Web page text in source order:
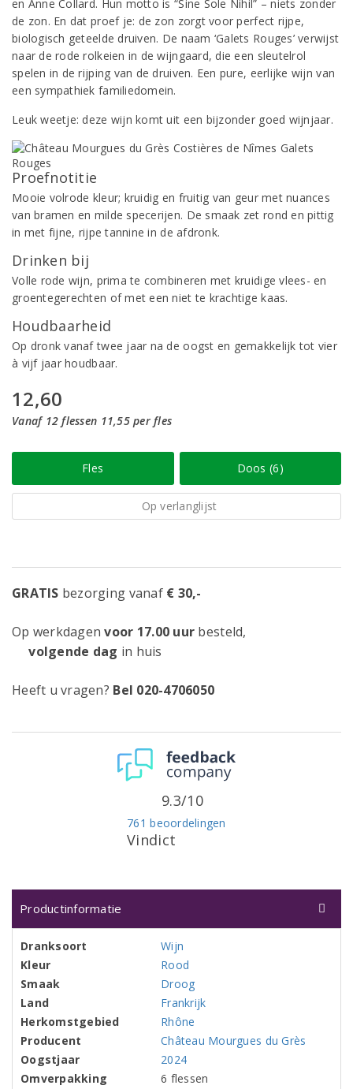
en Anne Collard. Hun motto is “Sine Sole Nihil” – niets zonder
de zon. En dat proef je: de zon zorgt voor perfect rijpe,
biologisch geteelde druiven. De naam ‘Galets Rouges’ verwijst
naar de rode rolkeien in de wijngaard, die een sleutelrol
spelen in de rijping van de druiven. Een pure, eerlijke wijn van
een sympathiek familiedomein.
Leuk weetje: deze wijn komt uit een bijzonder goed wijnjaar.
Proefnotitie
Mooie volrode kleur; kruidig en fruitig van geur met nuances
van bramen en milde specerijen. De smaak zet rond en pittig
in met fijne, rijpe tannine in de afdronk.
Drinken bij
Volle rode wijn, prima te combineren met kruidige vlees- en
groentegerechten of met een niet te krachtige kaas.
Houdbaarheid
Op dronk vanaf twee jaar na de oogst en gemakkelijk tot vier
à vijf jaar houdbaar.
12,60
Vanaf 12 flessen 11,55 per fles
Fles Doos (6)
Op verlanglijst
GRATIS bezorging vanaf € 30,-
Op werkdagenvoor 17.00 uur besteld,
volgende dag in huis
Heeft u vragen? Bel 020-4706050
Vindict
761 beoordelingen
9.3/10
Productinformatie
Dranksoort
Wijn
Kleur
Rood
Smaak
Droog
Land
Frankrijk
Herkomstgebied
Rhône
Producent
Château Mourgues du Grès
Oogstjaar
2024
Omverpakking
6 flessen